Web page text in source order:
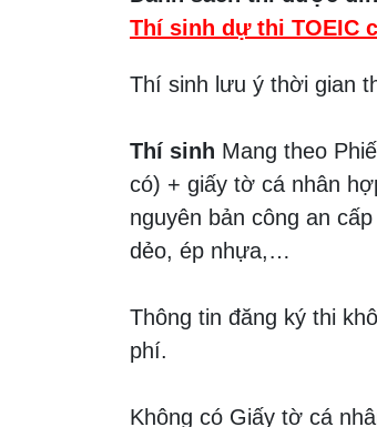
Thí sinh dự thi TOEIC
Thí sinh lưu ý thời gian
Thí sinh Mang theo
có) + giấy tờ cá nhân
nguyên bản công an
dẻo, ép nhựa,…
Thông tin đăng ký thi
phí.
Không có Giấy tờ cá